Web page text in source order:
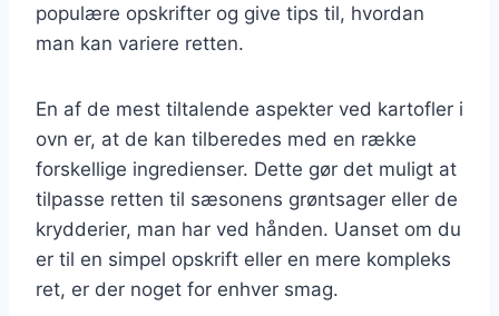
populære opskrifter og give tips til, hvordan
man kan variere retten.
En af de mest tiltalende aspekter ved kartofler i
ovn er, at de kan tilberedes med en række
forskellige ingredienser. Dette gør det muligt at
tilpasse retten til sæsonens grøntsager eller de
krydderier, man har ved hånden. Uanset om du
er til en simpel opskrift eller en mere kompleks
ret, er der noget for enhver smag.